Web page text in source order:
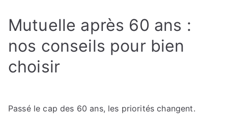
Mutuelle après 60 ans :
nos conseils pour bien
choisir
Passé le cap des 60 ans, les priorités changent.